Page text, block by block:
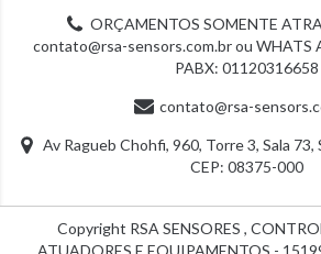
ORÇAMENTOS SOMENTE
contato@rsa-sensors.com.brou WHATS
PABX: 01120316658
contato@rsa-
Av Ragueb Chohfi, 960, Torre 3, Sala 73,
CEP: 08375-000
Copyright RSA SENSORES ,
ATUADORES E EQUIPAMENTOS -